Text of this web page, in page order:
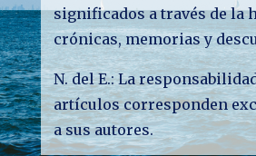
significados a través de la
crónicas, memorias y
N. del E.: La
artículos corresponden
a sus autores.